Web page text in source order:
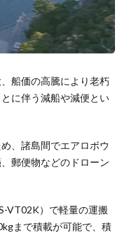
船価の高騰により老朽
に伴う減船や減便とい
、諸島間でエアロボウ
郵便物などのドローン
VT02K）で軽量の運搬
まで積載が可能で、積